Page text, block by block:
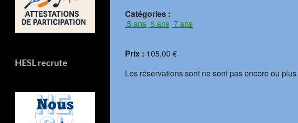
Catégories :
5 ans 6 ans 7 ans
Prix : 105,00 €
Les réservations sont ne sont pas encore ou
HESL recrute